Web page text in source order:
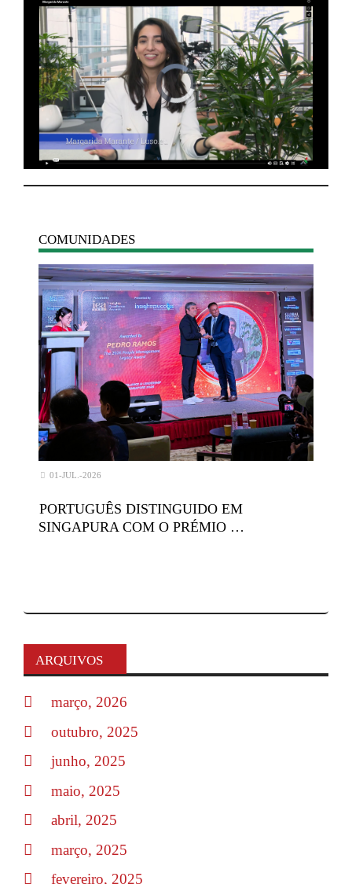
COMUNIDADES
01-JUL.-2026
PORTUGUÊS DISTINGUIDO EM
SINGAPURA COM O PRÉMIO …
ARQUIVOS
março, 2026
outubro, 2025
junho, 2025
maio, 2025
abril, 2025
março, 2025
fevereiro, 2025